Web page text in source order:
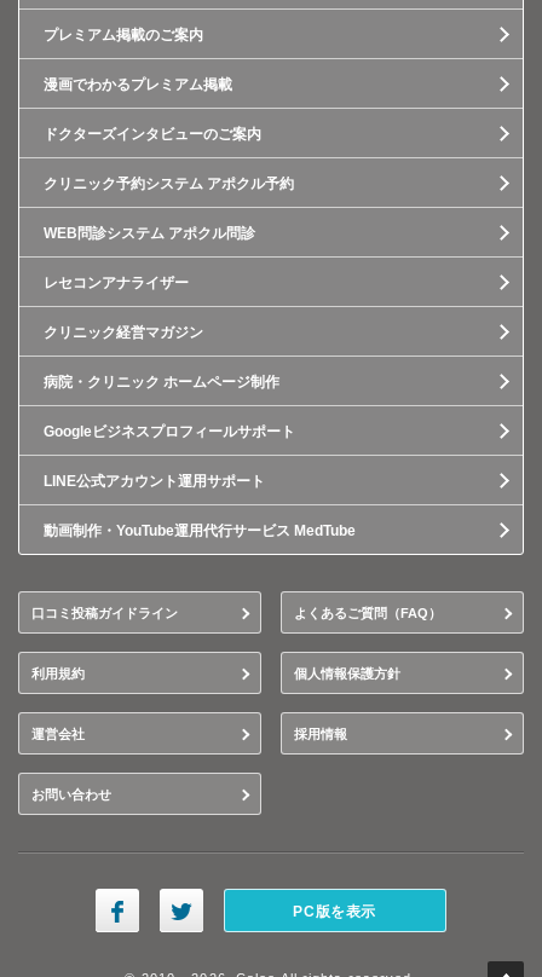
プレミアム掲載のご案内
漫画でわかるプレミアム掲載
ドクターズインタビューのご案内
クリニック予約システム アポクル予約
WEB問診システム アポクル問診
レセコンアナライザー
クリニック経営マガジン
病院・クリニック ホームページ制作
Googleビジネスプロフィールサポート
LINE公式アカウント運用サポート
動画制作・YouTube運用代行サービス MedTube
口コミ投稿ガイドライン よくあるご質問（FAQ）
利用規約 個人情報保護方針
運営会社 採用情報
お問い合わせ
PC版を表示